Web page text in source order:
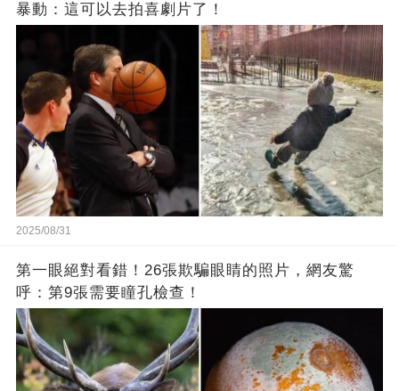
暴動：這可以去拍喜劇片了！
2025/08/31
第一眼絕對看錯！26張欺騙眼睛的照片，網友驚
呼：第9張需要瞳孔檢查！